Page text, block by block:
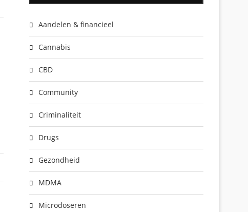
Aandelen & financieel
Cannabis
CBD
Community
Criminaliteit
Drugs
Gezondheid
MDMA
Microdoseren